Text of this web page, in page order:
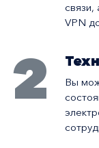
связи,
VPN
2
Вы